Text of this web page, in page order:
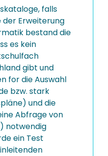
falls
der Erweiterung
bestand die
es kein
gibt und
for die Auswahl
bzw. stark
und die
Abfrage von
notwendig
ein Test